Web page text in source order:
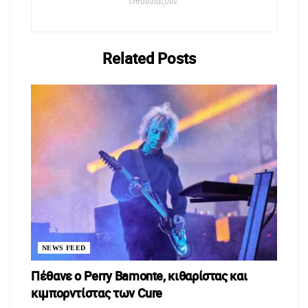
Κύριε
RelatedPosts
NEWS FEED
Πέθανε ο Perry Bamonte, κιθαρίστας και
κιμπορντίστας των Cure